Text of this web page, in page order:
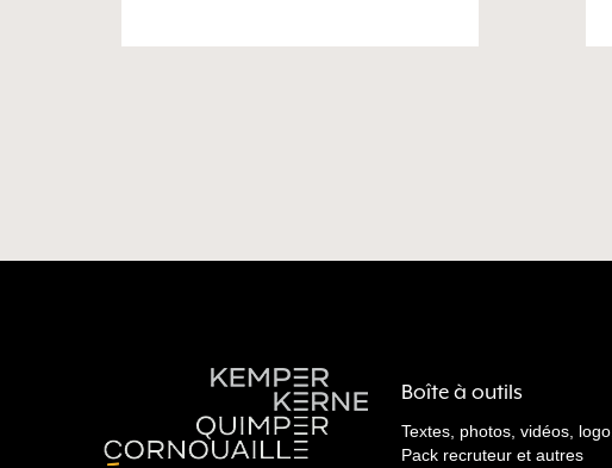
Boîte à outils
Textes, photos, vidéos, logo,
Pack recruteur et autres